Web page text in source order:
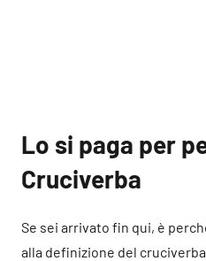
Lo si paga per
Cruciverba
Se sei arrivato fin qui, è
alla definizione del cruciverba